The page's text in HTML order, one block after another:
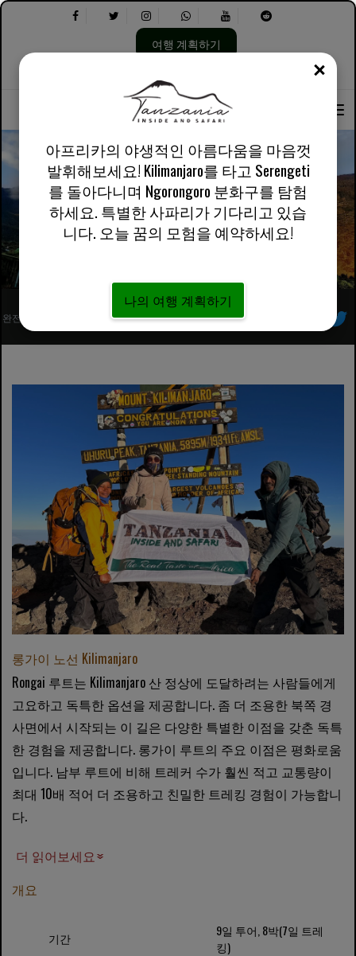
여행 계획하기
을
하
세
요.
롱가이 루트 마운트 Kilimanjaro
완전히 등록된 아프리카 현지 투어 운영자 우리를 따르라
롱가이 노선 Kilimanjaro
Rongai 루트는 Kilimanjaro 산 정상에 도달하려는 사람들에게
고요하고 독특한 옵션을 제공합니다. 좀 더 조용한 북쪽 경
사면에서 시작되는 이 길은 다양한 특별한 이점을 갖춘 독특
한 경험을 제공합니다. 롱가이 루트의 주요 이점은 평화로움
입니다. 남부 루트에 비해 트레커 수가 훨씬 적고 교통량이
최대 10배 적어 더 조용하고 친밀한 트레킹 경험이 가능합니
다.
더 읽어보세요
개요
기간
9일 투어, 8박(7일 트레
킹)
아프리카의 야생적인 아름다움을 마음껏
발휘해보세요! Kilimanjaro를 타고 Serengeti
를 돌아다니며 Ngorongoro 분화구를 탐험
하세요. 특별한 사파리가 기다리고 있습
니다. 오늘 꿈의 모험을 예약하세요!
나의 여행 계획하기
닫기